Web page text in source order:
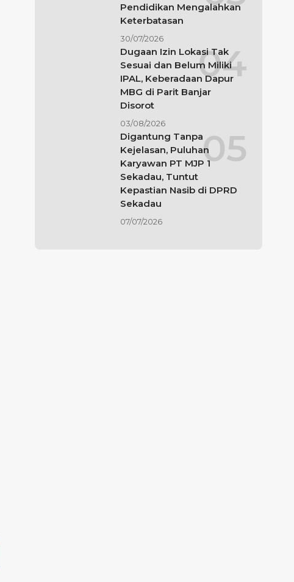
Pendidikan Mengalahkan
Keterbatasan
30/07/2026
Dugaan Izin Lokasi Tak
Sesuai dan Belum Miliki
IPAL, Keberadaan Dapur
MBG di Parit Banjar
Disorot
03/08/2026
Digantung Tanpa
Kejelasan, Puluhan
Karyawan PT MJP 1
Sekadau, Tuntut
Kepastian Nasib di DPRD
Sekadau
07/07/2026